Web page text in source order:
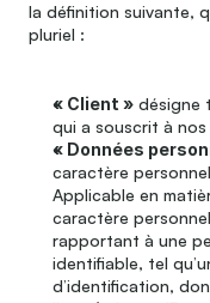
la définition suivante,
pluriel :
« Client » désigne
qui a souscrit à nos
« Données
caractère
Applicable en
caractère
rapportant à une
identifiable, tel
d’identification,